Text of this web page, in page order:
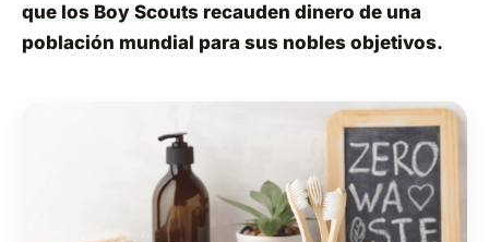
que los Boy Scouts recauden dinero de una
población mundial para sus nobles objetivos.